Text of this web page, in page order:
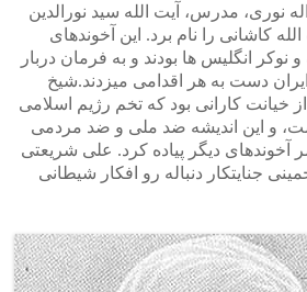
نوری، مدرس، آیت الله سید نورالدین
کاشانی را نام برد. این آخوندهای
نوکر انگلیس ها بودند و به فرمان دربار
ایران دست به هر اقدامی میزدند.شیخ
خیانت کارانی بود که تخم رژیم اسلامی
و این اندیشه ضد ملی و ضد مردمی
آخوندهای دیگر پیاده کرد. علی شریعتی
جنایتکار دنباله رو افکار شیطانی